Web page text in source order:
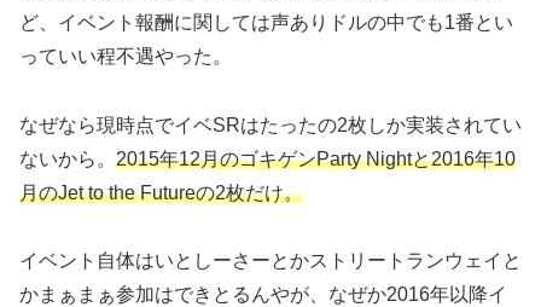
ど、イベント報酬に関しては声ありドルの中でも1番とい
っていい程不遇やった。
なぜなら現時点でイベSRはたったの2枚しか実装されてい
ないから。 2015年12月のゴキゲンParty Nightと2016年10
月のJet to the Futureの2枚だけ。
イベント自体はいとしーさーとかストリートランウェイと
かまぁまぁ参加はできとるんやが、なぜか2016年以降イ